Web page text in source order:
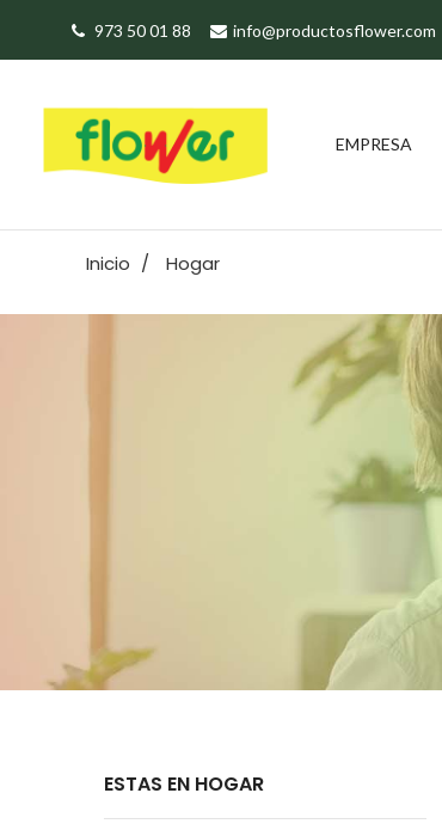
973 50 01 88 info@productosflower.com
EMPRESA
Inicio Hogar
ESTAS EN HOGAR